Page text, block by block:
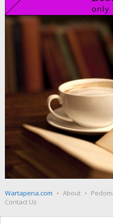
Wartapena.com About
Contact Us